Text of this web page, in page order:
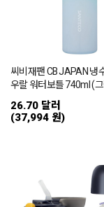
씨비재팬 CB JAPAN 냉
우랄 워터보틀 740ml (
26.70 달러
(37,994 원)